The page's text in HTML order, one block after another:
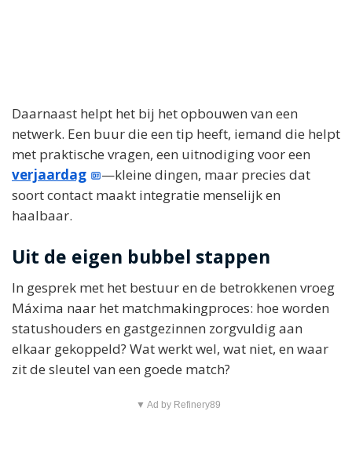
Daarnaast helpt het bij het opbouwen van een
netwerk. Een buur die een tip heeft, iemand die helpt
met praktische vragen, een uitnodiging voor een
verjaardag
—kleine dingen, maar precies dat
soort contact maakt integratie menselijk en
haalbaar.
Uit de eigen bubbel stappen
In gesprek met het bestuur en de betrokkenen vroeg
Máxima naar het matchmakingproces: hoe worden
statushouders en gastgezinnen zorgvuldig aan
elkaar gekoppeld? Wat werkt wel, wat niet, en waar
zit de sleutel van een goede match?
▼ Ad by Refinery89